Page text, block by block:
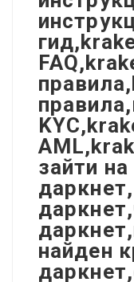
зайти
найден